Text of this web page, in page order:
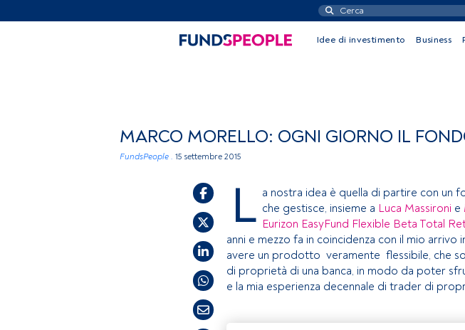
Idee di investimento Business
MARCO MORELLO: OGNI GIORNO IL
FundsPeople . 15 settembre 2015
L a nostra idea è quella di partire con un
che gestisce, insieme a Luca Massironi e
Eurizon EasyFund Flexible Beta Total
anni e mezzo fa in coincidenza con il mio arrivo
avere un prodotto veramente flessibile, che
di proprietà di una banca, in modo da poter
e la mia esperienza decennale di trader di